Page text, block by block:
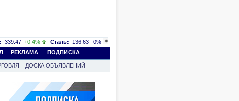
339.47 +0.4% Сталь: 136.63
0%
РЕКЛАМА ПОДПИСКА
ДОСКА ОБЪЯВЛЕНИЙ